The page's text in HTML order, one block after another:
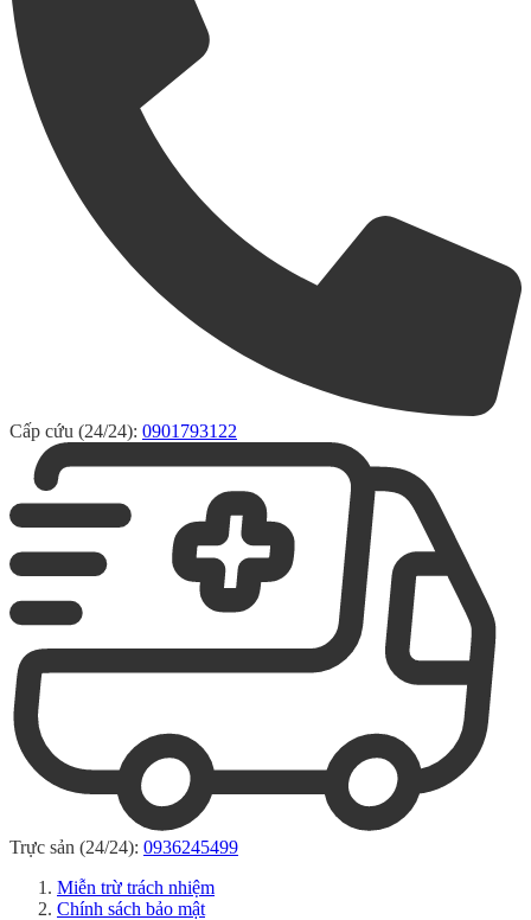
Cấp cứu (24/24): 0901793122
Trực sản (24/24): 0936245499
Miễn trừ trách nhiệm
Chính sách bảo mật